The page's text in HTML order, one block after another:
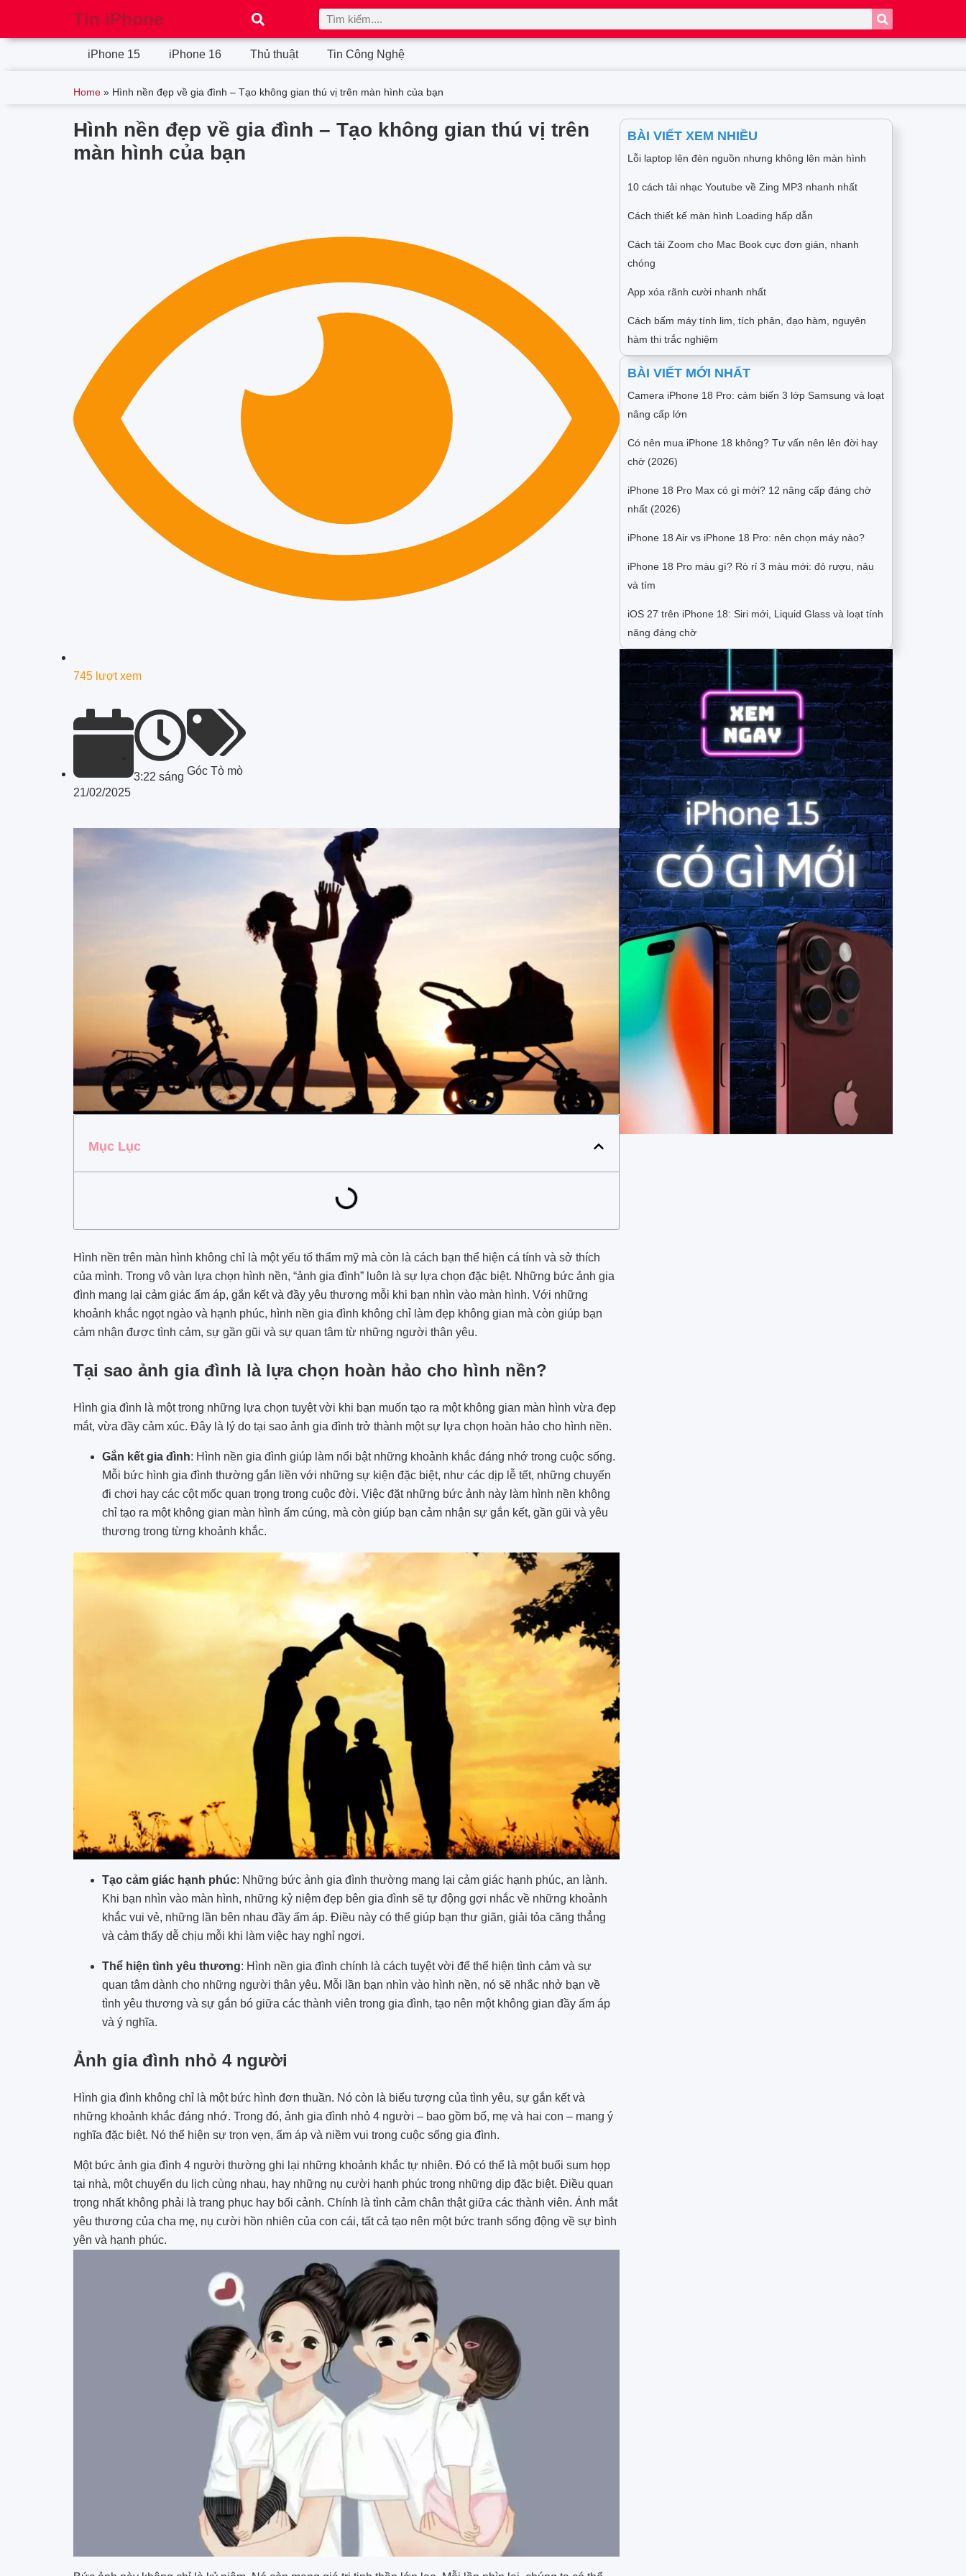
Tin iPhone
iPhone 15 iPhone 16 Thủ thuật Tin Công Nghệ
Home » Hình nền đẹp về gia đình – Tạo không gian thú vị trên màn hình của bạn
Hình nền đẹp về gia đình – Tạo không gian thú vị trên
màn hình của bạn
745 lượt xem
21/02/2025
3:22 sáng Góc Tò mò
Mục Lục
Hình nền trên màn hình không chỉ là một yếu tố thẩm mỹ mà còn là cách bạn thể hiện cá tính và sở thích
của mình. Trong vô vàn lựa chọn hình nền, “ảnh gia đình” luôn là sự lựa chọn đặc biệt. Những bức ảnh gia
đình mang lại cảm giác ấm áp, gắn kết và đầy yêu thương mỗi khi bạn nhìn vào màn hình. Với những
khoảnh khắc ngọt ngào và hạnh phúc, hình nền gia đình không chỉ làm đẹp không gian mà còn giúp bạn
cảm nhận được tình cảm, sự gần gũi và sự quan tâm từ những người thân yêu.
Tại sao ảnh gia đình là lựa chọn hoàn hảo cho hình nền?
Hình gia đình là một trong những lựa chọn tuyệt vời khi bạn muốn tạo ra một không gian màn hình vừa đẹp
mắt, vừa đầy cảm xúc. Đây là lý do tại sao ảnh gia đình trở thành một sự lựa chọn hoàn hảo cho hình nền.
Gắn kết gia đình: Hình nền gia đình giúp làm nổi bật những khoảnh khắc đáng nhớ trong cuộc sống.
Mỗi bức hình gia đình thường gắn liền với những sự kiện đặc biệt, như các dịp lễ tết, những chuyến
đi chơi hay các cột mốc quan trọng trong cuộc đời. Việc đặt những bức ảnh này làm hình nền không
chỉ tạo ra một không gian màn hình ấm cúng, mà còn giúp bạn cảm nhận sự gắn kết, gần gũi và yêu
thương trong từng khoảnh khắc.
Tạo cảm giác hạnh phúc: Những bức ảnh gia đình thường mang lại cảm giác hạnh phúc, an lành.
Khi bạn nhìn vào màn hình, những kỷ niệm đẹp bên gia đình sẽ tự động gợi nhắc về những khoảnh
khắc vui vẻ, những lần bên nhau đầy ấm áp. Điều này có thể giúp bạn thư giãn, giải tỏa căng thẳng
và cảm thấy dễ chịu mỗi khi làm việc hay nghỉ ngơi.
Thể hiện tình yêu thương: Hình nền gia đình chính là cách tuyệt vời để thể hiện tình cảm và sự
quan tâm dành cho những người thân yêu. Mỗi lần bạn nhìn vào hình nền, nó sẽ nhắc nhở bạn về
tình yêu thương và sự gắn bó giữa các thành viên trong gia đình, tạo nên một không gian đầy ấm áp
và ý nghĩa.
Ảnh gia đình nhỏ 4 người
Hình gia đình không chỉ là một bức hình đơn thuần. Nó còn là biểu tượng của tình yêu, sự gắn kết và
những khoảnh khắc đáng nhớ. Trong đó, ảnh gia đình nhỏ 4 người – bao gồm bố, mẹ và hai con – mang ý
nghĩa đặc biệt. Nó thể hiện sự trọn vẹn, ấm áp và niềm vui trong cuộc sống gia đình.
Một bức ảnh gia đình 4 người thường ghi lại những khoảnh khắc tự nhiên. Đó có thể là một buổi sum họp
tại nhà, một chuyến du lịch cùng nhau, hay những nụ cười hạnh phúc trong những dịp đặc biệt. Điều quan
trọng nhất không phải là trang phục hay bối cảnh. Chính là tình cảm chân thật giữa các thành viên. Ánh mắt
yêu thương của cha mẹ, nụ cười hồn nhiên của con cái, tất cả tạo nên một bức tranh sống động về sự bình
yên và hạnh phúc.
BÀI VIẾT XEM NHIỀU
Lỗi laptop lên đèn nguồn nhưng không lên màn hình
10 cách tải nhạc Youtube về Zing MP3 nhanh nhất
Cách thiết kế màn hình Loading hấp dẫn
Cách tải Zoom cho Mac Book cực đơn giản, nhanh
chóng
App xóa rãnh cười nhanh nhất
Cách bấm máy tính lim, tích phân, đạo hàm, nguyên
hàm thi trắc nghiệm
BÀI VIẾT MỚI NHẤT
Camera iPhone 18 Pro: cảm biến 3 lớp Samsung và loạt
nâng cấp lớn
Có nên mua iPhone 18 không? Tư vấn nên lên đời hay
chờ (2026)
iPhone 18 Pro Max có gì mới? 12 nâng cấp đáng chờ
nhất (2026)
iPhone 18 Air vs iPhone 18 Pro: nên chọn máy nào?
iPhone 18 Pro màu gì? Rò rỉ 3 màu mới: đỏ rượu, nâu
và tím
iOS 27 trên iPhone 18: Siri mới, Liquid Glass và loạt tính
năng đáng chờ